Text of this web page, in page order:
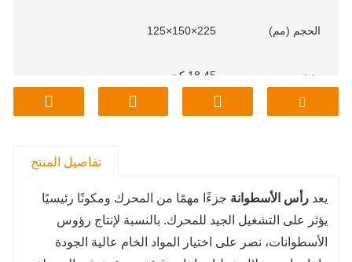
الحجم (مم) 225×150×125
وزن 18.45 كجم
م نموذج ساينو تراك
تفاصيل المنتج
يعد رأس الأسطوانة جزءًا مهمًا من المحرك ومكونًا رئيسيًا
يؤثر على التشغيل الجيد للمحرك. بالنسبة لإنتاج رؤوس
الأسطوانات، نصر على اختيار المواد الخام عالية الجودة